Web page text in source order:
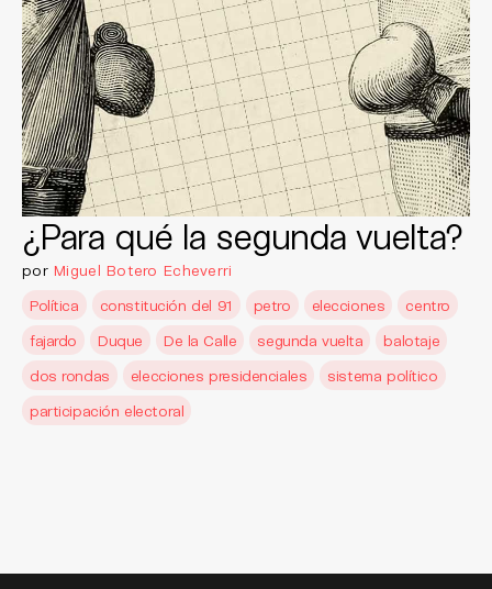
¿Para qué la segunda vuelta?
por Miguel Botero Echeverri
Política
constitución del 91 petro elecciones
centro
fajardo
Duque De la Calle segunda vuelta
balotaje
dos rondas
elecciones presidenciales
sistema político
participación electoral